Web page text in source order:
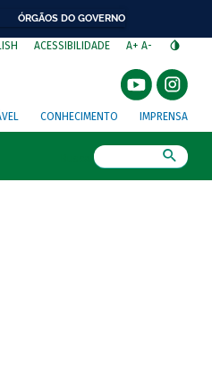
ÓRGÃOS DO GOVERNO
ACESSIBILIDADE A+ A-
CONHECIMENTO IMPRENSA